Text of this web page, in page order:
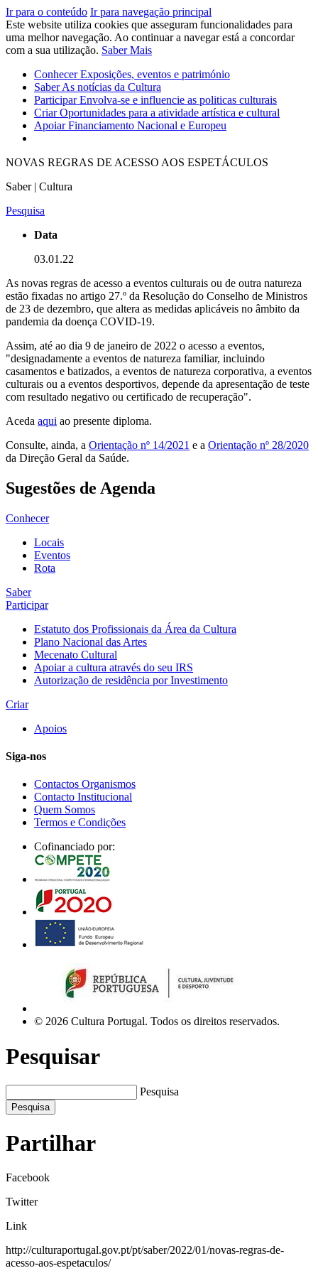
Ir para o conteúdo Ir para navegação principal
Este website utiliza cookies que asseguram funcionalidades para
uma melhor navegação. Ao continuar a navegar está a concordar
com a sua utilização. Saber Mais
ConhecerExposições, eventos e património
SaberAs notícias da Cultura
ParticiparEnvolva-se e influencie as politicas culturais
CriarOportunidades para a atividade artística e cultural
ApoiarFinanciamento Nacional e Europeu
NOVAS REGRAS DE ACESSO AOS ESPETÁCULOS
Saber | Cultura
Pesquisa
Data
03.01.22
As novas regras de acesso a eventos culturais ou de outra natureza
estão fixadas no artigo 27.º da Resolução do Conselho de Ministros
de 23 de dezembro, que altera as medidas aplicáveis no âmbito da
pandemia da doença COVID-19.
Assim, até ao dia 9 de janeiro de 2022 o acesso a eventos,
"designadamente a eventos de natureza familiar, incluindo
casamentos e batizados, a eventos de natureza corporativa, a eventos
culturais ou a eventos desportivos, depende da apresentação de teste
com resultado negativo ou certificado de recuperação".
Aceda aqui ao presente diploma.
Consulte, ainda, a Orientação nº 14/2021 e a Orientação nº 28/2020
da Direção Geral da Saúde.
Sugestões de Agenda
Conhecer
Locais
Eventos
Rota
Saber
Participar
Estatuto dos Profissionais da Área da Cultura
Plano Nacional das Artes
Mecenato Cultural
Apoiar a cultura através do seu IRS
Autorização de residência por Investimento
Criar
Apoios
Siga-nos
Contactos Organismos
Contacto Institucional
Quem Somos
Termos e Condições
Cofinanciado por:
© 2026 Cultura Portugal. Todos os direitos reservados.
Pesquisar
Pesquisa
Pesquisa
Partilhar
Facebook
Twitter
Link
http://culturaportugal.gov.pt/pt/saber/2022/01/novas-regras-de-
acesso-aos-espetaculos/